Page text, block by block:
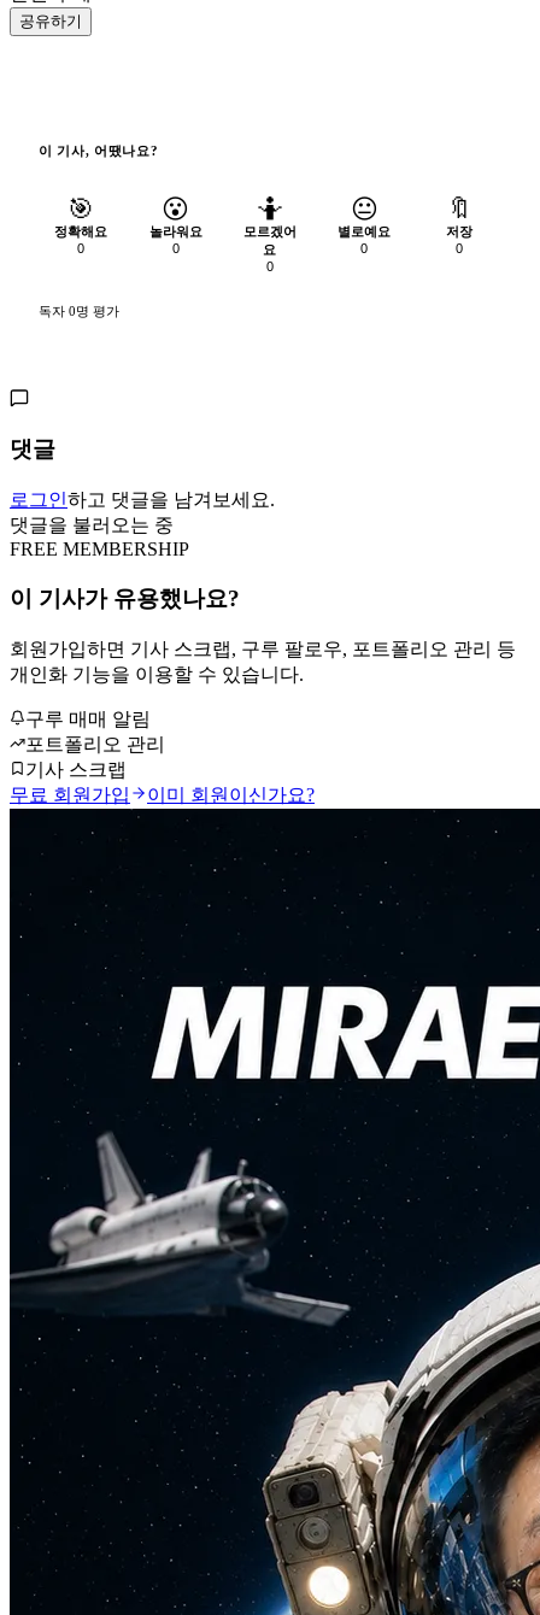
공유하기
이 기사, 어땠나요?
🎯
정확해요
0
😮
놀라워요
0
🤷
모르겠어
요
0
😐
별로예요
0
🔖
저장
0
독자 0명 평가
댓글
로그인하고 댓글을 남겨보세요.
댓글을 불러오는 중
FREE MEMBERSHIP
이 기사가 유용했나요?
회원가입하면 기사 스크랩, 구루 팔로우, 포트폴리오 관리 등
개인화 기능을 이용할 수 있습니다.
구루 매매 알림
포트폴리오 관리
기사 스크랩
무료 회원가입
이미 회원이신가요?